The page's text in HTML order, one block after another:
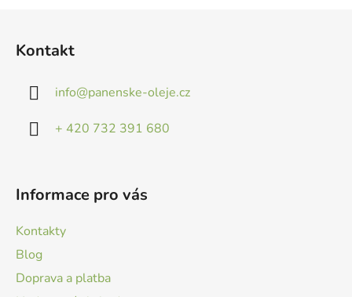
Kontakt
info@panenske-oleje.cz
+ 420 732 391 680
Informace pro vás
Kontakty
Blog
Doprava a platba